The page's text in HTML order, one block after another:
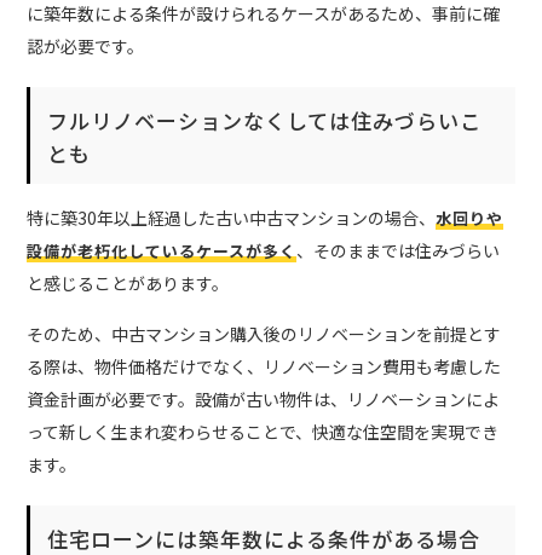
に築年数による条件が設けられるケースがあるため、事前に確
認が必要です。
フルリノベーションなくしては住みづらいこ
とも
特に築30年以上経過した古い中古マンションの場合、水回りや
設備が老朽化しているケースが多く、そのままでは住みづらい
と感じることがあります。
そのため、中古マンション購入後のリノベーションを前提とす
る際は、物件価格だけでなく、リノベーション費用も考慮した
資金計画が必要です。設備が古い物件は、リノベーションによ
って新しく生まれ変わらせることで、快適な住空間を実現でき
ます。
住宅ローンには築年数による条件がある場合